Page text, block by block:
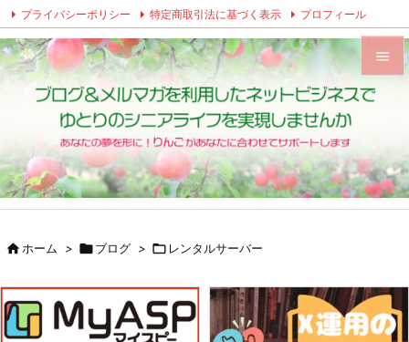


サイド

前へ

検索
プライバシーポリシー 特定商取引法に基づく表示 プロフィール
Twitter Facebook Instagram
ホーム > ブログ >  レンタルサーバー